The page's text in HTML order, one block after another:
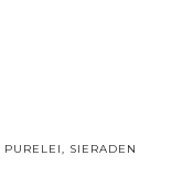
PURELEI, SIERADEN